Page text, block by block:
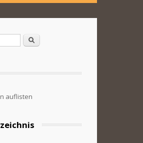
Suche
auflisten